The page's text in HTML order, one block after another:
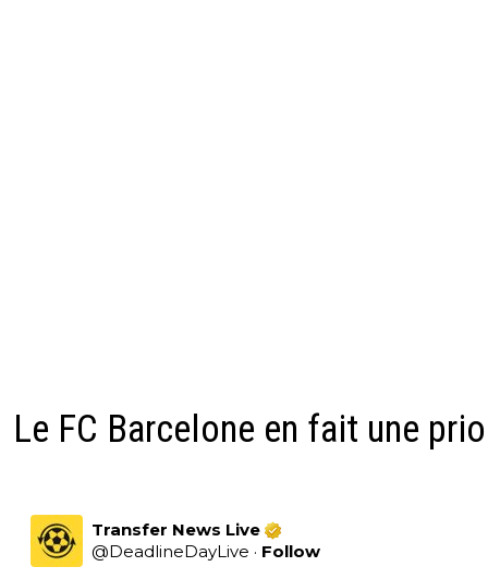
Le FC Barcelone en fait une
Transfer News Live
@DeadlineDayLive · Follow